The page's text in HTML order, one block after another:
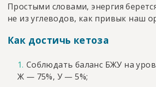
Простыми словами, энергия
не из углеводов, как привык наш
Как достичь кетоза
Соблюдать баланс БЖУ на
Ж — 75%, У — 5%;